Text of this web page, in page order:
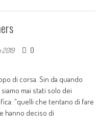
2019 0
di corsa. Sin da quando
mai stati solo dei
"quelli che tentano di fare
hanno deciso di